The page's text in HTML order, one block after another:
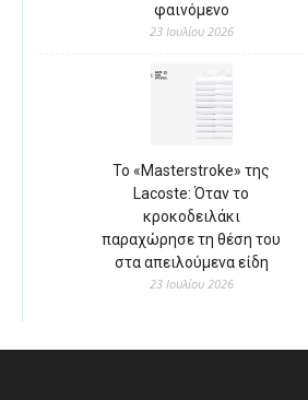
φαινόμενο
23 Ιουλίου 2026
Το «Masterstroke» της
Lacoste: Όταν το
κροκοδειλάκι
παραχώρησε τη θέση του
στα απειλούμενα είδη
23 Ιουλίου 2026